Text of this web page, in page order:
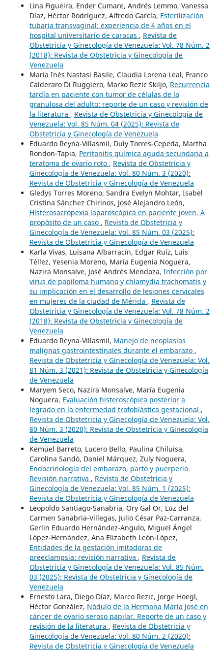
Lina Figueira, Ender Cumare, Andrés Lemmo, Vanessa
Díaz, Héctor Rodríguez, Alfredo García, Esterilización
tubaria transvaginal: experiencia de 4 años en el
hospital universitario de caracas , Revista de
Obstetricia y Ginecología de Venezuela: Vol. 78 Núm. 2
(2018): Revista de Obstetricia y Ginecología de
Venezuela
María Inés Nastasi Basile, Claudia Lorena Leal, Franco
Calderaro Di Ruggiero, Marko Rezic Skiljo, Recurrencia
tardía en paciente con tumor de células de la
granulosa del adulto: reporte de un caso y revisión de
la literatura , Revista de Obstetricia y Ginecología de
Venezuela: Vol. 85 Núm. 04 (2025): Revista de
Obstetricia y Ginecología de Venezuela
Eduardo Reyna-Villasmil, Duly Torres-Cepeda, Martha
Rondon-Tapia, Peritonitis química aguda secundaria a
teratoma de ovario roto , Revista de Obstetricia y
Ginecología de Venezuela: Vol. 80 Núm. 3 (2020):
Revista de Obstetricia y Ginecología de Venezuela
Gledys Torres Moreno, Sandra Evelyn Mohtar, Isabel
Cristina Sánchez Chirinos, José Alejandro León,
Histerosacropexia laparoscópica en paciente joven. A
propósito de un caso , Revista de Obstetricia y
Ginecología de Venezuela: Vol. 85 Núm. 03 (2025):
Revista de Obstetricia y Ginecología de Venezuela
Karla Vivas, Luisana Albarracín, Edgar Ruíz, Luis
Téllez, Yesenia Moreno, María Eugenia Noguera,
Nazira Monsalve, José Andrés Mendoza, Infección por
virus de papiloma humano y chlamydia trachomatis y
su implicación en el desarrollo de lesiones cervicales
en mujeres de la ciudad de Mérida , Revista de
Obstetricia y Ginecología de Venezuela: Vol. 78 Núm. 2
(2018): Revista de Obstetricia y Ginecología de
Venezuela
Eduardo Reyna-Villasmil, Manejo de neoplasias
malignas gastrointestinales durante el embarazo ,
Revista de Obstetricia y Ginecología de Venezuela: Vol.
81 Núm. 3 (2021): Revista de Obstetricia y Ginecología
de Venezuela
Maryem Seco, Nazira Monsalve, María Eugenia
Noguera, Evaluación histeroscópica posterior a
legrado en la enfermedad trofoblástica gestacional ,
Revista de Obstetricia y Ginecología de Venezuela: Vol.
80 Núm. 3 (2020): Revista de Obstetricia y Ginecología
de Venezuela
Kemuel Barreto, Lucero Bello, Paulina Chiluisa,
Carolina Sandó, Daniel Márquez, Zuly Noguera,
Endocrinología del embarazo, parto y puerperio.
Revisión narrativa , Revista de Obstetricia y
Ginecología de Venezuela: Vol. 85 Núm. 1 (2025):
Revista de Obstetricia y Ginecología de Venezuela
Leopoldo Santiago-Sanabria, Ory Gal Or, Luz del
Carmen Sanabria-Villegas, Julio César Paz-Carranza,
Gerlin Eduardo Hernández-Angulo, Miguel Ángel
López-Hernández, Ana Elizabeth León-López,
Entidades de la gestación imitadoras de
preeclampsia: revisión narrativa , Revista de
Obstetricia y Ginecología de Venezuela: Vol. 85 Núm.
03 (2025): Revista de Obstetricia y Ginecología de
Venezuela
Ernesto Lara, Diego Díaz, Marco Rezic, Jorge Hoegl,
Héctor González, Nódulo de la Hermana María José en
cáncer de ovario seroso papilar. Reporte de un caso y
revisión de la literatura , Revista de Obstetricia y
Ginecología de Venezuela: Vol. 80 Núm. 2 (2020):
Revista de Obstetricia y Ginecología de Venezuela